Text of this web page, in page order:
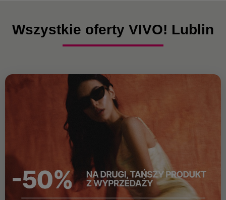
Wszystkie oferty VIVO! Lublin